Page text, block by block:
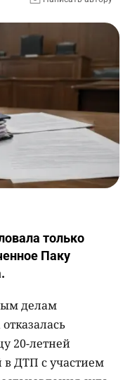
только
Паку
делам
20-летней
ДТП с участием